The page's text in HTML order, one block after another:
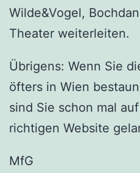
Wilde&Vogel,
Theater weiterleiten.
Übrigens: Wenn Sie
öfters in Wien
sind Sie schon mal
richtigen Website
MfG